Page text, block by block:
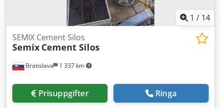
1 / 14
Bratislava 1 337 km
SEMIX Cement Silos
Semix Cement Silos
Prisuppgifter Ringa